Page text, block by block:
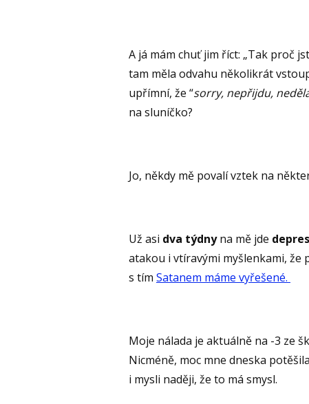
A já mám chuť jim říct: „Tak proč
tam měla odvahu několikrát
upřímní, že “sorry, nepřijdu,
na sluníčko?
Jo, někdy mě povalí vztek na
Už asi dva týdnyna mě jde
atakou i vtíravými myšlenkami, že
s tím Satanem máme vyřešené.
Moje nálada je aktuálně na -3 ze
Nicméně, moc mne dneska
i mysli naději, že to má smysl.